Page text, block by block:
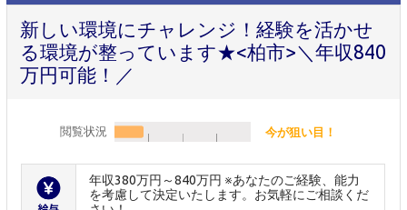
新しい環境にチャレンジ！経験を活かせ
る環境が整っています★<柏市>＼年収840
万円可能！／
閲覧状況 今が狙い目！
年収380万円～840万円 ※あなたのご経験、能力
を考慮して決定いたします。お気軽にご相談くだ